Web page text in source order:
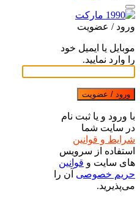
ورود / عضویت
موبایل یا ایمیل خود
را وارد نمایید.
ورود / عضویت
با ورود و یا ثبت نام
در سایت شما
شرایط و قوانین
استفاده از سرویس
های سایت و قوانین
حریم خصوصی آن را
می‌پذیرید.